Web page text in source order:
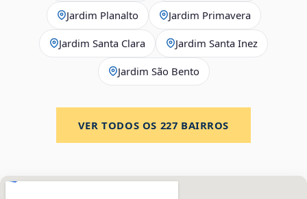
Jardim Planalto Jardim Primavera
Jardim Santa Clara Jardim Santa Inez
Jardim São Bento
VER TODOS OS 227 BAIRROS